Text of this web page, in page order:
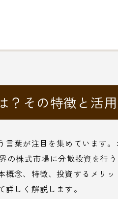
？その特徴と活
葉が注目を集めています。
株式市場に分散投資を行
念、特徴、投資するメリ
しく解説します。